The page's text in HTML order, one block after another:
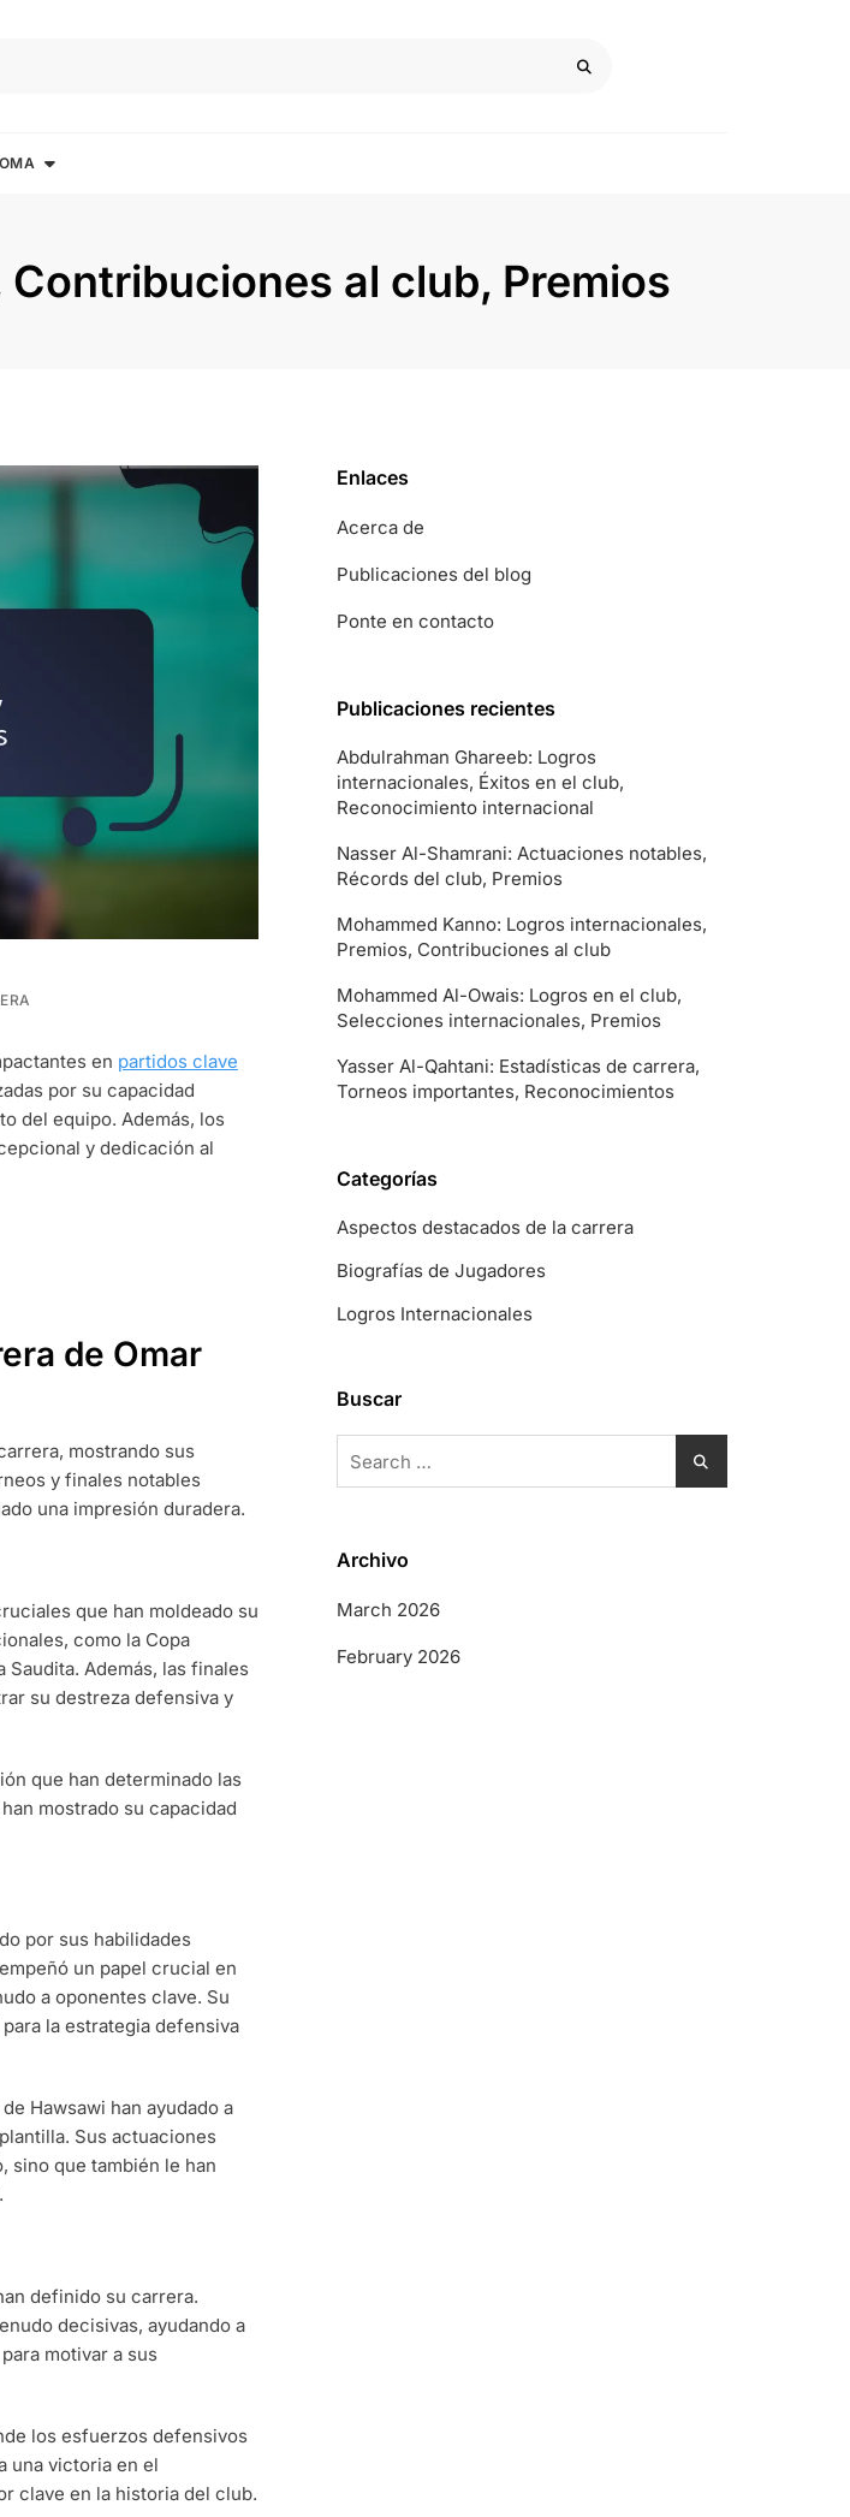
al club, Premios
en partidos clave
por su capacidad
del equipo. Además, los
y dedicación al
de Omar
mostrando sus
y finales notables
una impresión duradera.
que han moldeado su
como la Copa
Además, las finales
su destreza defensiva y
que han determinado las
mostrado su capacidad
por sus habilidades
un papel crucial en
a oponentes clave. Su
la estrategia defensiva
Hawsawi han ayudado a
Sus actuaciones
sino que también le han
definido su carrera.
decisivas, ayudando a
motivar a sus
los esfuerzos defensivos
una victoria en el
clave en la historia del club.
Enlaces
Acerca de
Publicaciones del blog
Ponte en contacto
Publicaciones recientes
Abdulrahman Ghareeb: Logros
internacionales, Éxitos en el club,
Reconocimiento internacional
Nasser Al-Shamrani: Actuaciones notables,
Récords del club, Premios
Mohammed Kanno: Logros internacionales,
Premios, Contribuciones al club
Mohammed Al-Owais: Logros en el club,
Selecciones internacionales, Premios
Yasser Al-Qahtani: Estadísticas de carrera,
Torneos importantes, Reconocimientos
Categorías
Aspectos destacados de la carrera
Biografías de Jugadores
Logros Internacionales
Buscar
for:
Archivo
March 2026
February 2026